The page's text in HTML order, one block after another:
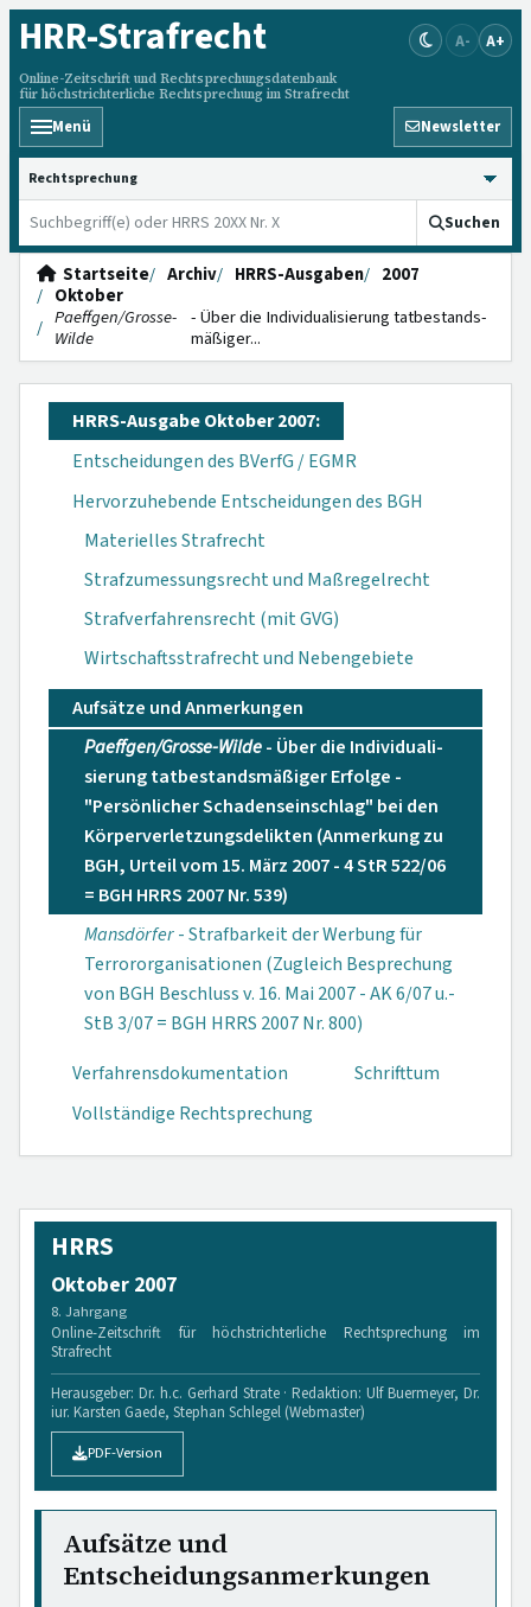
HRR-Strafrecht
Online-Zeitschrift und Rechtsprechungsdatenbank
für höchstrichterliche Rechtsprechung im Strafrecht
A- A+
Menü Newsletter
HRRS durchsuchen
Suchen
Startseite Archiv HRRS-Ausgaben
2007
Oktober
Paeffgen/Grosse-
Wilde
- Über die Individuali­sierung tatbestands­
mäßiger...
HRRS-Ausgabe Oktober 2007:
Entscheidungen des BVerfG / EGMR
Hervorzuhebende Entscheidungen des BGH
Materielles Strafrecht
Strafzumessungsrecht und Maßregelrecht
Strafverfahrensrecht (mit GVG)
Wirtschaftsstrafrecht und Nebengebiete
Aufsätze und Anmerkungen
Paeffgen/Grosse-Wilde- Über die Individuali­
sierung tatbestands­mäßiger Erfolge -
"Persönlicher Scha­denseinschlag" bei den
Körperverletzungsde­likten (Anmerkung zu
BGH, Urteil vom 15. März 2007 - 4 StR 522/06
= BGH HRRS 2007 Nr. 539)
Mansdörfer- Strafbarkeit der Wer­bung für
Terroror­ganisationen (Zugleich Besprechung
von BGH Beschluss v. 16. Mai 2007 - AK 6/07 u.-
StB 3/07 = BGH HRRS 2007 Nr. 800)
Verfahrensdokumen­tation
Schrifttum
Vollständige Rechtsprechung
HRRS
Oktober 2007
8. Jahrgang
Online-Zeitschrift für höchstrichterliche Rechtsprechung im
Strafrecht
Herausgeber: Dr. h.c. Gerhard Strate · Redaktion: Ulf Buermeyer, Dr.
iur. Karsten Gaede, Stephan Schlegel (Webmaster)
PDF-Version
Aufsätze und
Entscheidungsanmerkungen